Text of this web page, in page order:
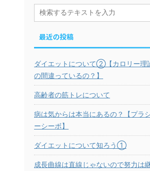
最近の投稿
ダイエットについて②【カロリー理
の間違っているの？】
高齢者の筋トレについて
病は気からは本当にあるの？【プラ
ーシーボ】
ダイエットについて知ろう①
成長曲線は直線じゃないので努力は